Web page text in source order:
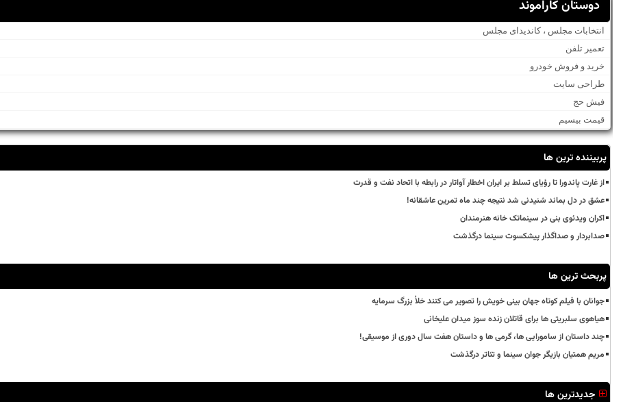
دوستان کاراموند
انتخابات مجلس ، کاندیدای مجلس
تعمیر تلفن
خرید و فروش خودرو
طراحی سایت
فیش حج
قیمت بیسیم
پربیننده ترین ها
از غارت پاندورا تا رؤیای تسلط بر ایران اخطار آواتار در رابطه با اتحاد نفت و قدرت
عشق در دل بماند شنیدنی شد نتیجه چند ماه تمرین عاشقانه!
اکران ویدئوی بنی در سینماتک خانه هنرمندان
صدابردار و صداگذار پیشکسوت سینما درگذشت
پربحث ترین ها
جوانان با فیلم کوتاه جهان بینی خویش را تصویر می کنند خلأ بزرگ سرمایه
هیاهوی سلبریتی ها برای قاتلان زنده سوز میدان علیخانی
چند داستان از سامورایی ها، گرمی ها و داستان هفت سال دوری از موسیقی!
مریم همتیان بازیگر جوان سینما و تئاتر درگذشت
جدیدترین ها